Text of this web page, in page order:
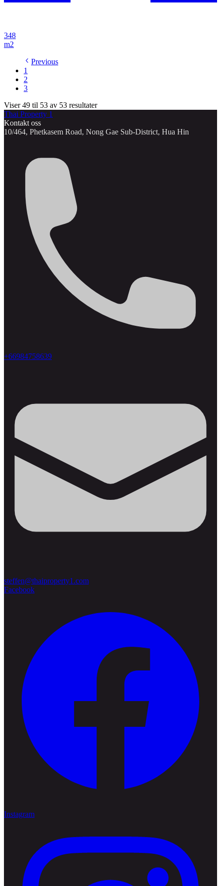
348
m2
Previous
1
2
3
Viser 49 til 53 av 53 resultater
Thai Property 1
Kontakt oss
10/464, Phetkasem Road, Nong Gae Sub-District, Hua Hin
+66984758639
steffen@thaiproperty1.com
Facebook
Instagram